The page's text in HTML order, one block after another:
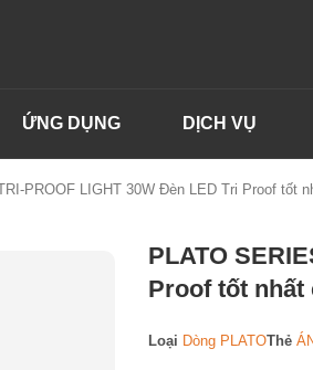
ỨNG DỤNG DỊCH VỤ
PROOF LIGHT 30W Đèn LED Tri Proof tốt
PLATO
Proof tốt nhất
Loại Dòng PLATOThẻ